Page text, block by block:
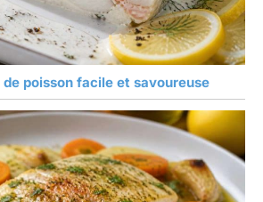
poisson facile et savoureuse